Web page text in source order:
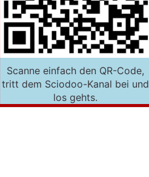
Scanne einfach den QR-Code,
tritt dem Sciodoo-Kanal bei und
los gehts.